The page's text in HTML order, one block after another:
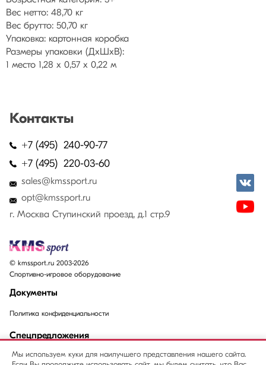
Мы используем куки для наилучшего представления нашего сайта.
Вес нетто: 48,70 кг
Вес брутто: 50,70 кг
Упаковка: картонная коробка
Размеры упаковки (ДхШхВ):
1 место 1,28 х 0,57 х 0,22 м
Контакты
+7 (495) 240-90-77
+7 (495) 220-03-60
sales@kmssport.ru
opt@kmssport.ru
г. Москва Ступинский проезд, д.1 стр.9
© kmssport.ru 2003-2026
Спортивно-игровое оборудование
Документы
Политика конфиденциальности
Спецпредложения
Акции